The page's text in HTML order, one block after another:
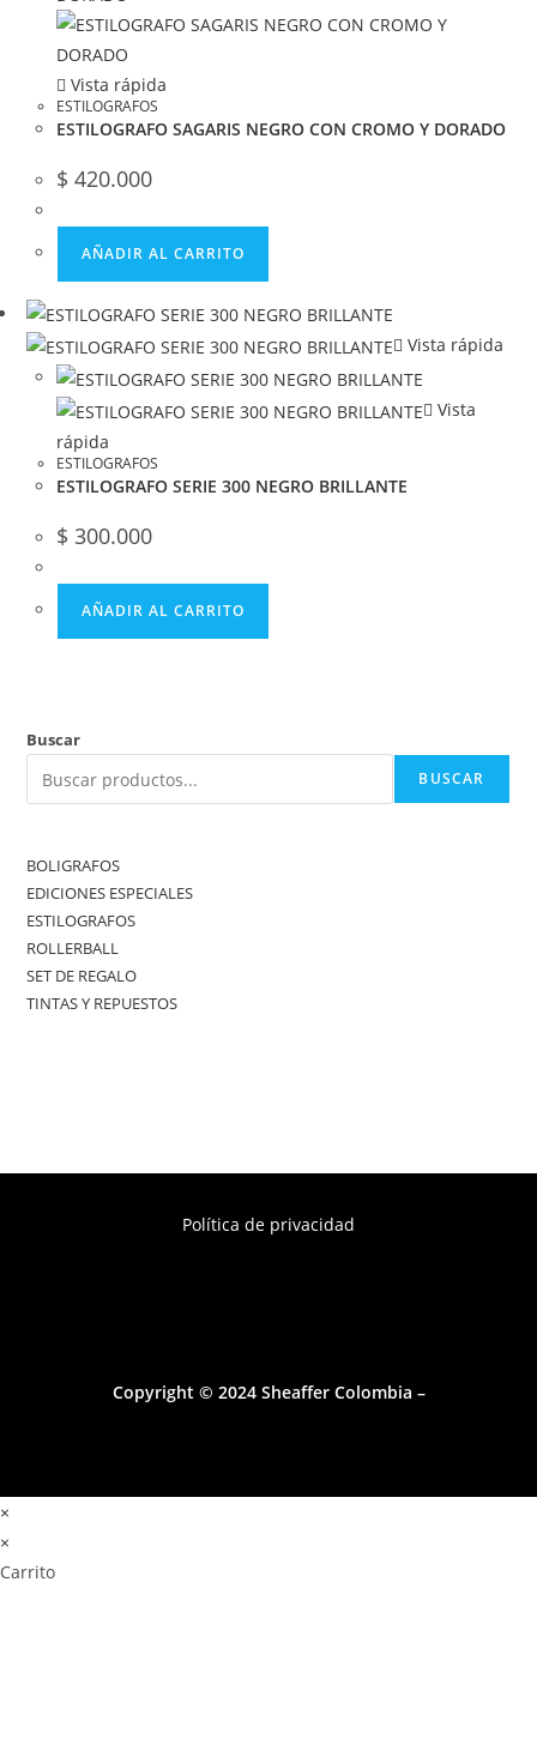
Vista rápida
ESTILOGRAFOS
ESTILOGRAFO SAGARIS NEGRO CON CROMO Y DORADO
$ 420.000
AÑADIR AL CARRITO
Vista rápida
Vista
rápida
ESTILOGRAFOS
ESTILOGRAFO SERIE 300 NEGRO BRILLANTE
$ 300.000
AÑADIR AL CARRITO
Buscar
BUSCAR
BOLIGRAFOS
EDICIONES ESPECIALES
ESTILOGRAFOS
ROLLERBALL
SET DE REGALO
TINTAS Y REPUESTOS
Política de privacidad
Copyright © 2024 Sheaffer Colombia –
×
×
Carrito